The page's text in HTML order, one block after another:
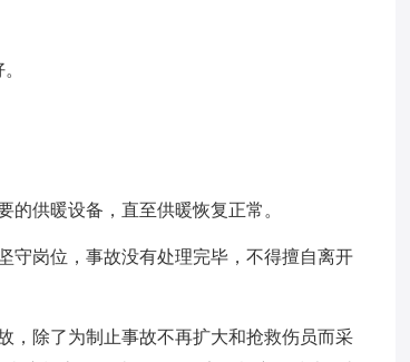
供暖设备，直至供暖恢复正常。
岗位，事故没有处理完毕，不得擅自离开
除了为制止事故不再扩大和抢救伤员而采